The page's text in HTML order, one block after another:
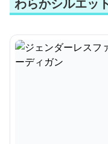
わらかシルエッ